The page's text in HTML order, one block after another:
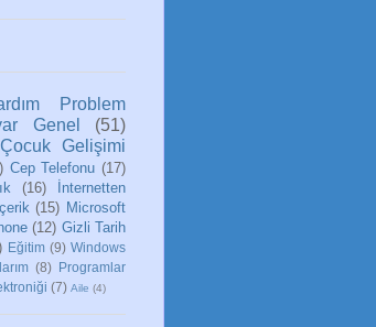
Problem
Genel
(51)
Çocuk Gelişimi
Cep Telefonu (17)
(16)
İnternetten
(15) Microsoft
(12) Gizli Tarih
Eğitim (9) Windows
(8)
Programlar
(7) Aile (4)